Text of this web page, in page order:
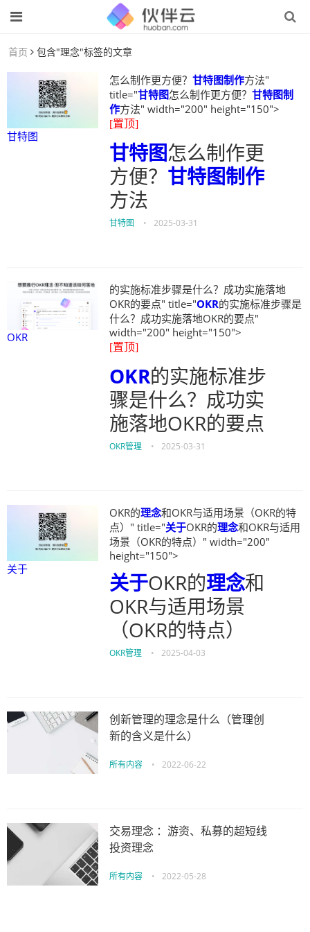
首页 包含"理念"标签的文章
甘特图
怎么制作更方便？ 甘特图制作方法"
title="甘特图怎么制作更方便？ 甘特图制
作方法" width="200" height="150">
[置顶]
甘特图怎么制作更
方便？ 甘特图制作
方法
甘特图 • 2025-03-31
OKR
的实施标准步骤是什么？成功实施落地
OKR的要点" title="OKR的实施标准步骤是
什么？成功实施落地OKR的要点"
width="200" height="150">
[置顶]
OKR的实施标准步
骤是什么？成功实
施落地OKR的要点
OKR管理 • 2025-03-31
关于
OKR的理念和OKR与适用场景（OKR的特
点）" title="关于OKR的理念和OKR与适用
场景（OKR的特点）" width="200"
height="150">
关于OKR的理念和
OKR与适用场景
（OKR的特点）
OKR管理 • 2025-04-03
创新管理的理念是什么（管理创
新的含义是什么）
所有内容 • 2022-06-22
交易理念 ：游资、私募的超短线
投资理念
所有内容 • 2022-05-28